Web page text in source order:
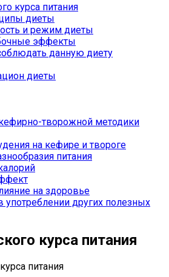
курса питания
диеты
и режим диеты
эффекты
данную диету
диеты
творожной методики
на кефире и твороге
питания
на здоровье
употреблении других полезных
курса питания